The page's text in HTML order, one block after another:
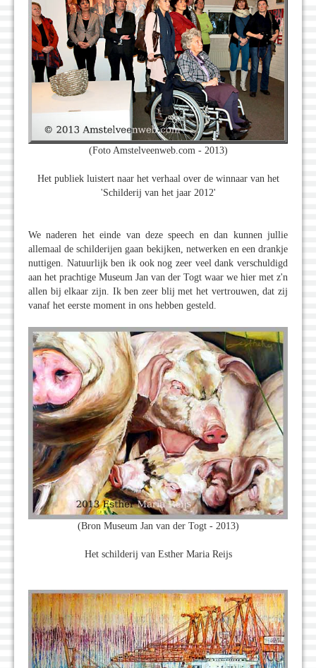
(Foto Amstelveenweb.com - 2013)
Het publiek luistert naar het verhaal over de winnaar van het
'Schilderij van het jaar 2012'
We naderen het einde van deze speech en dan kunnen jullie
allemaal de schilderijen gaan bekijken, netwerken en een drankje
nuttigen. Natuurlijk ben ik ook nog zeer veel dank verschuldigd
aan het prachtige Museum Jan van der Togt waar we hier met z'n
allen bij elkaar zijn. Ik ben zeer blij met het vertrouwen, dat zij
vanaf het eerste moment in ons hebben gesteld.
(Bron Museum Jan van der Togt - 2013)
Het schilderij van Esther Maria Reijs